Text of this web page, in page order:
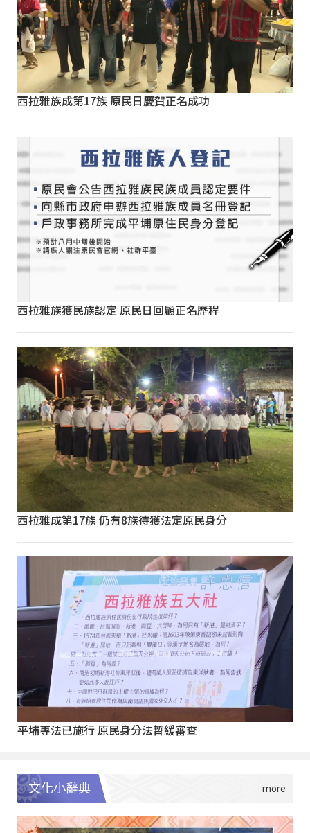
西拉雅族成第17族 原民日慶賀正名成功
西拉雅族獲民族認定 原民日回顧正名歷程
西拉雅成第17族 仍有8族待獲法定原民身分
平埔專法已施行 原民身分法暫緩審查
文化小辭典